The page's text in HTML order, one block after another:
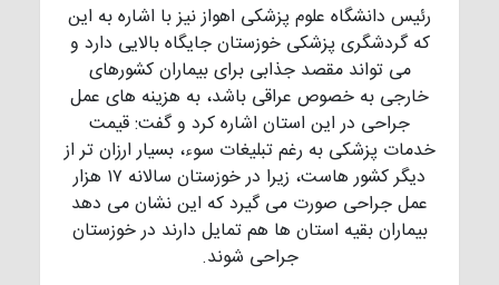
رئیس دانشگاه علوم پزشکی اهواز نیز با اشاره به این
که گردشگری پزشکی خوزستان جایگاه بالایی دارد و
می تواند مقصد جذابی برای بیماران کشورهای
خارجی به خصوص عراقی باشد، به هزینه های عمل
جراحی در این استان اشاره کرد و گفت: قیمت
خدمات پزشکی به رغم تبلیغات سوء، بسیار ارزان تر از
دیگر کشور هاست، زیرا در خوزستان سالانه ۱۷ هزار
عمل جراحی صورت می گیرد که این نشان می دهد
بیماران بقیه استان ها هم تمایل دارند در خوزستان
جراحی شوند.